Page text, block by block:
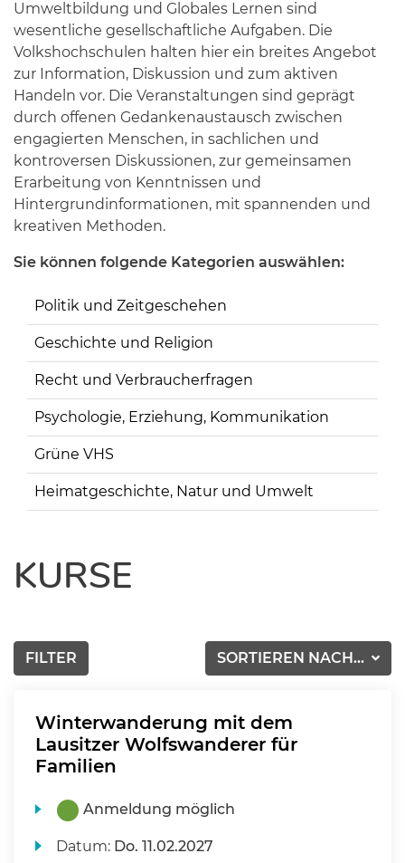
Umweltbildung und Globales Lernen sind
wesentliche gesellschaftliche Aufgaben. Die
Volkshochschulen halten hier ein breites Angebot
zur Information, Diskussion und zum aktiven
Handeln vor. Die Veranstaltungen sind geprägt
durch offenen Gedankenaustausch zwischen
engagierten Menschen, in sachlichen und
kontroversen Diskussionen, zur gemeinsamen
Erarbeitung von Kenntnissen und
Hintergrundinformationen, mit spannenden und
kreativen Methoden.
Sie können folgende Kategorien auswählen:
Politik und Zeitgeschehen
Geschichte und Religion
Recht und Verbraucherfragen
Psychologie, Erziehung, Kommunikation
Grüne VHS
Heimatgeschichte, Natur und Umwelt
KURSE
SORTIEREN NACH...
FILTER
Winterwanderung mit dem
Lausitzer Wolfswanderer für
Familien
Anmeldung möglich
Datum: Do. 11.02.2027